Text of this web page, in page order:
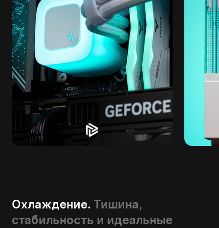
Охлаждение. Тишина,
стабильность и идеальные